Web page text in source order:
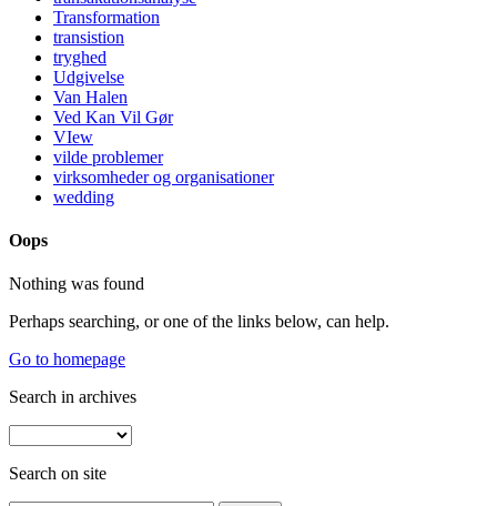
Transformation
transistion
tryghed
Udgivelse
Van Halen
Ved Kan Vil Gør
VIew
vilde problemer
virksomheder og organisationer
wedding
Oops
Nothing was found
Perhaps searching, or one of the links below, can help.
Go to homepage
Search in archives
Search on site